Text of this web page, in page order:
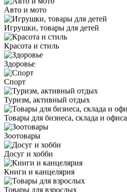
Авто и мото
Игрушки, товары для детей
Красота и стиль
Здоровье
Спорт
Туризм, активный отдых
Товары для бизнеса, склада и офиса
Зоотовары
Досуг и хобби
Книги и канцелярия
Товары для взрослых